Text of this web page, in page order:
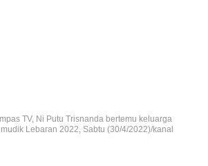
TV, Ni Putu Trisnanda bertemu keluarga
Lebaran 2022, Sabtu (30/4/2022)/kanal